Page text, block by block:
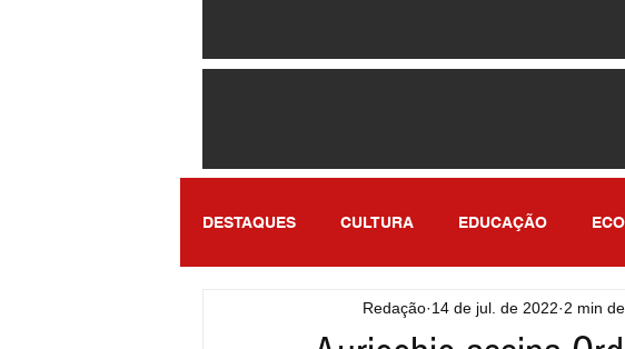
DESTAQUES CULTURA EDUCAÇÃO
ENTRETENIMENTO SÃO PAULO
Redação 14 de jul. de 2022 2 min